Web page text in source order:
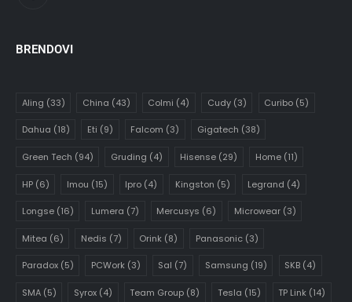
BRENDOVI
Aling (33) China (43) Colmi (4) Cudy(3) Curibo (5)
Dahua (18) Eti (9) Falcom (3) Gigatech (38)
Green Tech (94) Gruding (4) Hisense (29) Home(11)
HP(6) Imou (15) Ipro (4) Kingston (5) Legrand (4)
Longse(16) Lumera (7) Mercusys (6) Microwear(3)
Mitea (6) Nedis (7) Orink (8) Panasonic(3)
Paradox(5) PCWork (3) Sal (7) Samsung (19) SKB (4)
SMA(5) Syrox (4) Team Group (8) Tesla (15) TP Link (14)